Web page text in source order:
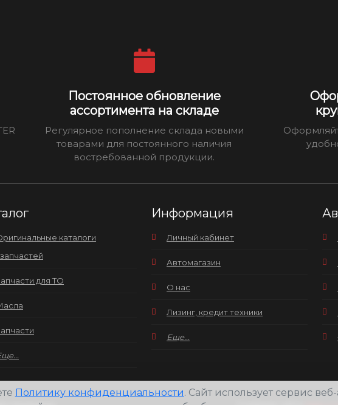
Постоянное обновление
ассортимента на складе
Регулярное пополнение склада новыми
товарами для постоянного наличия
востребованной продукции.
каталоги
для ТО
Информация
Личный кабинет
Автомагазин
О нас
Лизинг, кредит техники
Еще...
Политику конфиденциальности. Сайт использует сервис